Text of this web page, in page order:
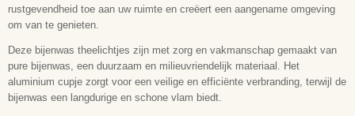
rustgevendheid toe aan uw ruimte en creëert een aangename omgeving
om van te genieten.
Deze bijenwas theelichtjes zijn met zorg en vakmanschap gemaakt van
pure bijenwas, een duurzaam en milieuvriendelijk materiaal. Het
aluminium cupje zorgt voor een veilige en efficiënte verbranding, terwijl de
bijenwas een langdurige en schone vlam biedt.